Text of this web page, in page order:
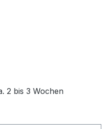
2 bis 3 Wochen